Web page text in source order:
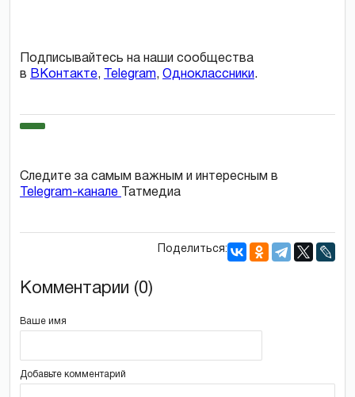
Подписывайтесь на наши сообщества
в ВКонтакте, Telegram, Одноклассники.
Следите за самым важным и интересным в
Telegram-канале
Татмедиа
Поделиться:
Комментарии (0)
Ваше имя
Добавьте комментарий